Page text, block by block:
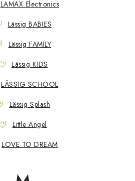
LAMAX Electronics
Lässig BABIES
Lässig FAMILY
Lässig KIDS
LÄSSIG SCHOOL
Lässig Splash
Little Angel
LOVE TO DREAM